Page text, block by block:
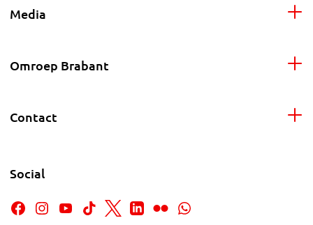
Media
Omroep Brabant
Contact
Social